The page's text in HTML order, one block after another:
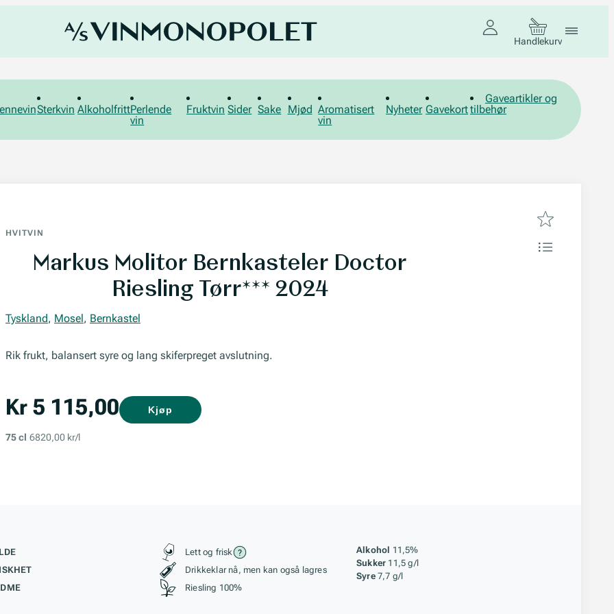
Handlekurv
Sterkvin AlkoholfrittPerlende
vin
Fruktvin Sider Sake Mjød Aromatisert
vin
Nyheter Gavekort
Gaveartikler og
tilbehør
HVITVIN
Markus Molitor Bernkasteler Doctor
Riesling Tørr*** 2024
Tyskland, Mosel, Bernkastel
Rik frukt, balansert syre og lang skiferpreget avslutning.
Kr 5 115,00
75 cl 6820,00 kr/l
Kjøp
Stil, lagring og råstoff
Lett og frisk
Drikkeklar nå, men kan også lagres
Riesling 100%
Alkohol 11,5%
Sukker 11,5 g/l
Syre 7,7 g/l